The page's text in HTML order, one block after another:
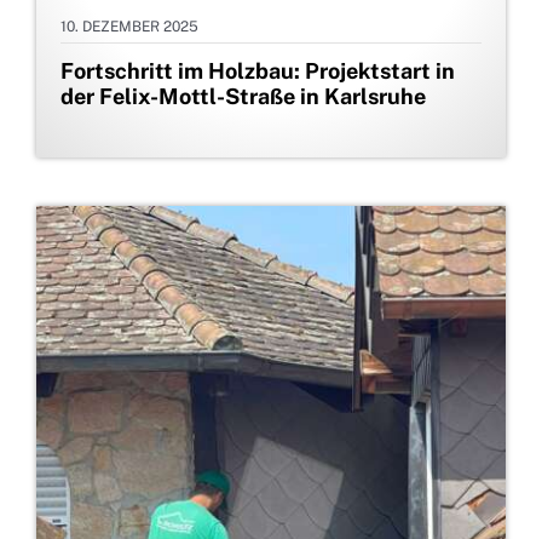
10. DEZEMBER 2025
Fortschritt im Holzbau: Projektstart in
der Felix-Mottl-Straße in Karlsruhe